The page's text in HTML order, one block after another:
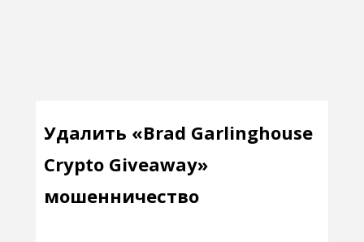
Удалить «Brad Garlinghouse
Crypto Giveaway»
мошенничество